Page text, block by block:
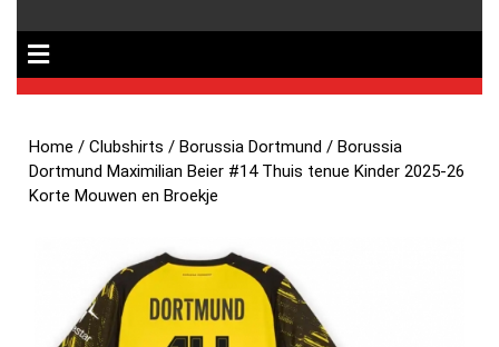
Home /Clubshirts /Borussia Dortmund / Borussia
Dortmund Maximilian Beier #14 Thuis tenue Kinder 2025-26
Korte Mouwen en Broekje